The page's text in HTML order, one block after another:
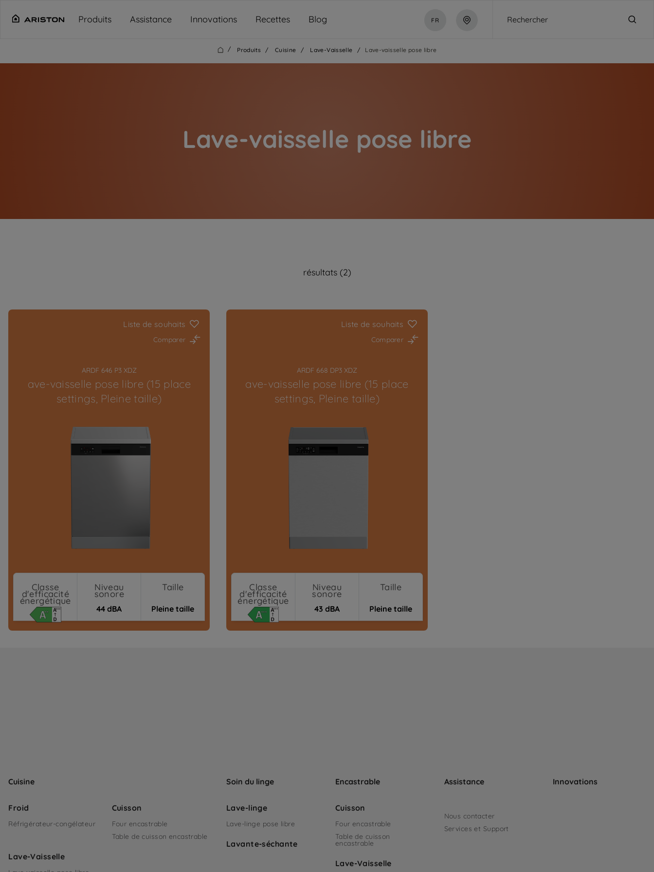
Produits Assistance Innovations Recettes Blog FR Rechercher
/ Produits / Cuisine / Lave-Vaisselle / Lave-vaisselle pose libre
Lave-vaisselle pose libre
résultats (2)
Liste de souhaits
Comparer
ARDF 646 P3 XDZ
ave-vaisselle pose libre (15 place
settings, Pleine taille)
Classe
d'efficacité
énergétique
Niveau
sonore
44 dBA
Taille
Pleine taille
Liste de souhaits
Comparer
ARDF 668 DP3 XDZ
ave-vaisselle pose libre (15 place
settings, Pleine taille)
Classe
d'efficacité
énergétique
Niveau
sonore
43 dBA
Taille
Pleine taille
Cuisine
Froid
Réfrigérateur-congélateur
Cuisson
Four encastrable
Table de cuisson encastrable
Lave-Vaisselle
Soin du linge
Lave-linge
Lave-linge pose libre
Lavante-séchante
Encastrable
Cuisson
Four encastrable
Table de cuisson
encastrable
Lave-Vaisselle
Assistance
Nous contacter
Services et Support
Innovations